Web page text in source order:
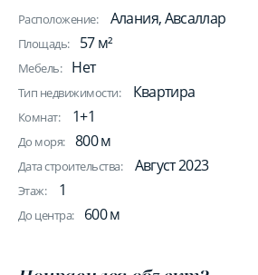
Расположение: Алания, Авсаллар
Площадь: 57 м²
Мебель: Нет
Тип недвижимости: Квартира
Комнат: 1+1
До моря: 800 м
Дата строительства: Август 2023
Этаж: 1
До центра: 600 м